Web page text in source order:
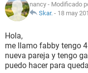
NUTRICIÓN
BIENESTAR
SEXUALIDAD
nancy - Modificado
Skar. - 18 may
Hola,
me llamo fabby tengo
nueva pareja y tengo
puedo hacer para